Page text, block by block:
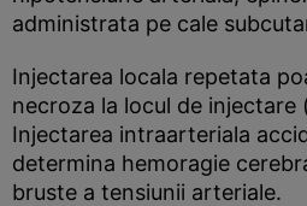
administrata pe cale
Injectarea locala repetata
necroza la locul de injectare
Injectarea intraarteriala
determina hemoragie
bruste a tensiunii arteriale.